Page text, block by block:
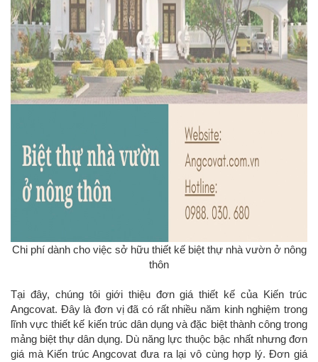
Chi phí dành cho việc sở hữu thiết kế biệt thự nhà vườn ở nông
thôn
Tại đây, chúng tôi giới thiệu đơn giá thiết kế của Kiến trúc
Angcovat. Đây là đơn vị đã có rất nhiều năm kinh nghiệm trong
lĩnh vực thiết kế kiến trúc dân dụng và đặc biệt thành công trong
mảng biệt thự dân dụng. Dù năng lực thuộc bậc nhất nhưng đơn
giá mà Kiến trúc Angcovat đưa ra lại vô cùng hợp lý. Đơn giá